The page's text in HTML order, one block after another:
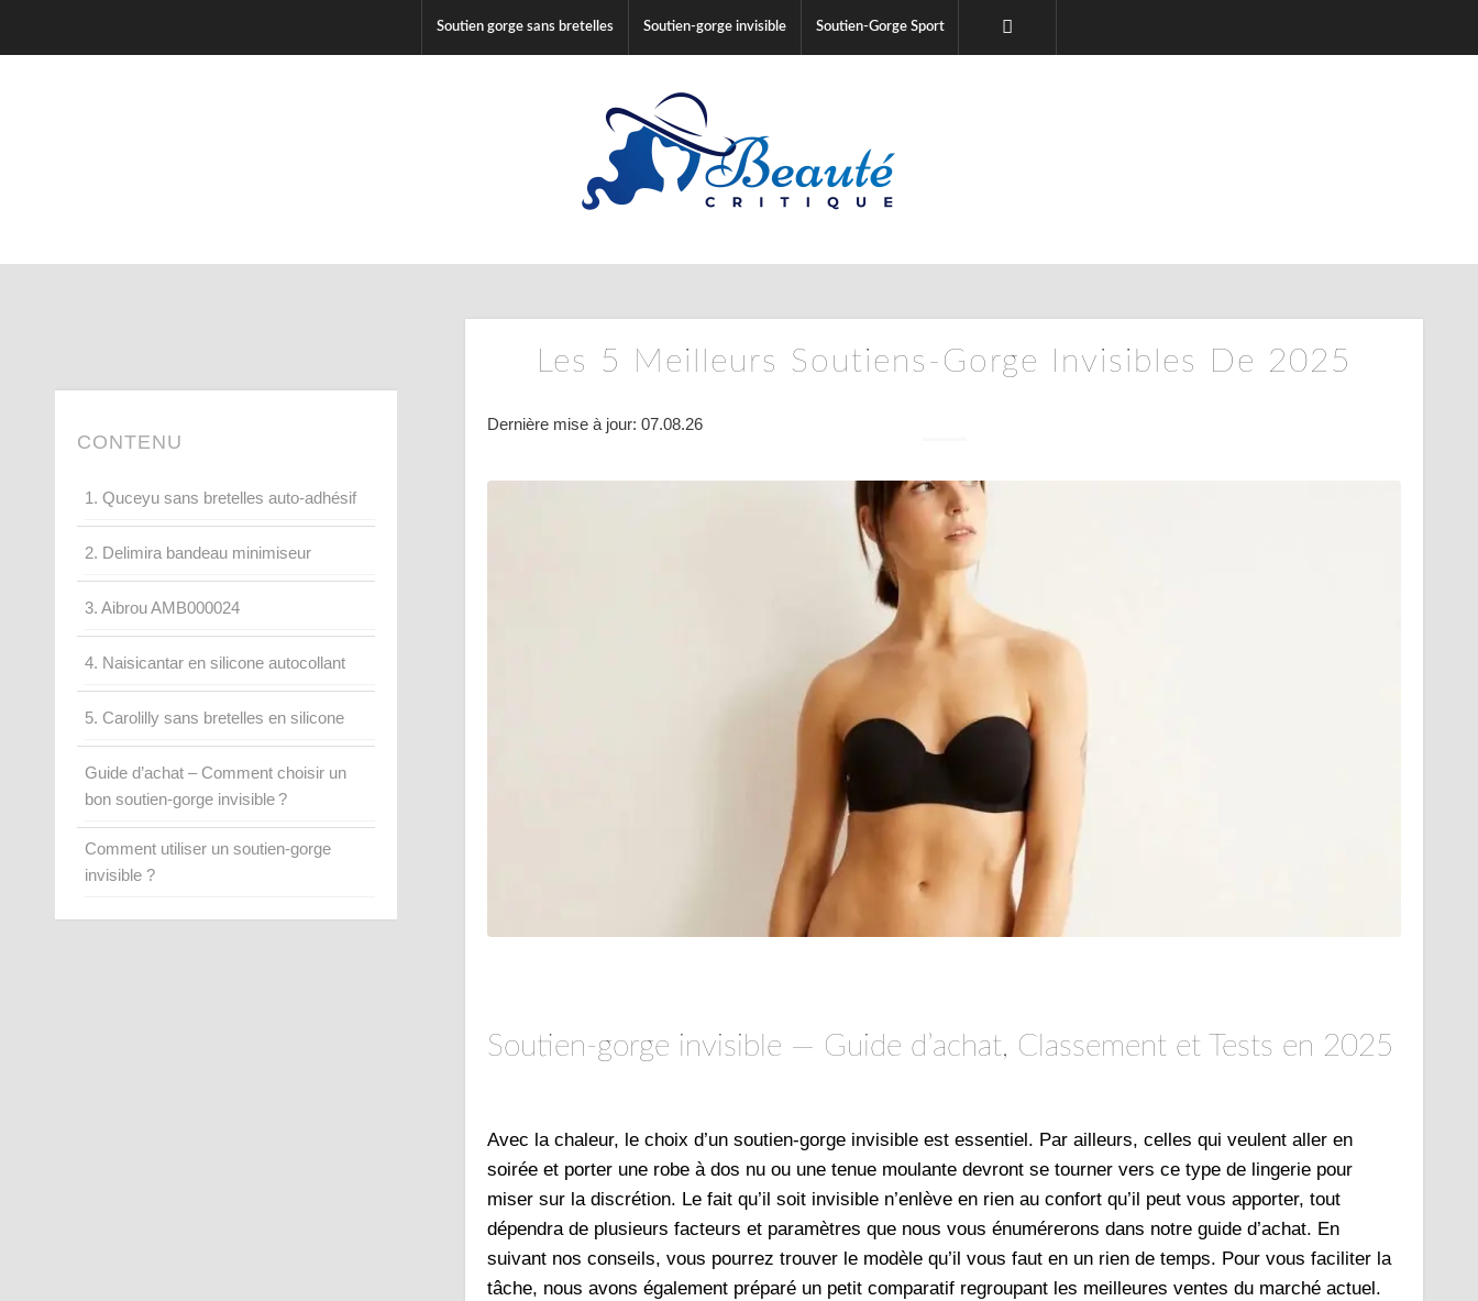
Soutien gorge sans bretelles Soutien-gorge invisible Soutien-Gorge Sport
CONTENU
1. Quceyu sans bretelles auto-adhésif
2. Delimira bandeau minimiseur
3. Aibrou AMB000024
4. Naisicantar en silicone autocollant
5. Carolilly sans bretelles en silicone
Guide d’achat – Comment choisir un
bon soutien-gorge invisible ?
Comment utiliser un soutien-gorge
invisible ?
Les 5 Meilleurs Soutiens-Gorge Invisibles De 2025
Dernière mise à jour: 07.08.26
Soutien-gorge invisible — Guide d’achat, Classement et Tests en 2025
Avec la chaleur, le choix d’un soutien-gorge invisible est essentiel. Par ailleurs, celles qui veulent aller en
soirée et porter une robe à dos nu ou une tenue moulante devront se tourner vers ce type de lingerie pour
miser sur la discrétion. Le fait qu’il soit invisible n’enlève en rien au confort qu’il peut vous apporter, tout
dépendra de plusieurs facteurs et paramètres que nous vous énumérerons dans notre guide d’achat. En
suivant nos conseils, vous pourrez trouver le modèle qu’il vous faut en un rien de temps. Pour vous faciliter la
tâche, nous avons également préparé un petit comparatif regroupant les meilleures ventes du marché actuel.